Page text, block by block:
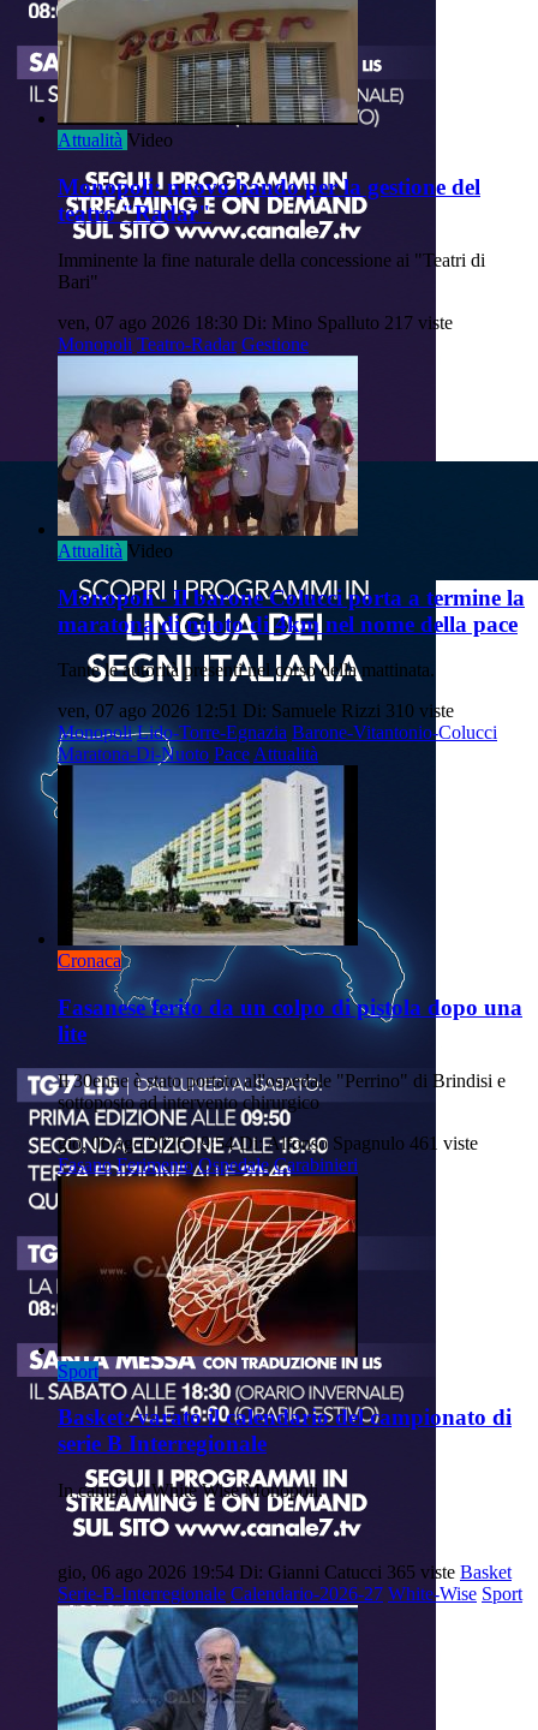
Attualità Video
Monopoli: nuovo bando per la gestione del
teatro "Radar"
Imminente la fine naturale della concessione ai "Teatri di
Bari"
ven, 07 ago 2026 18:30 Di: Mino Spalluto 217 viste
Monopoli Teatro-Radar Gestione
Attualità Video
Monopoli - Il barone Colucci porta a termine la
maratona di nuoto di 4km nel nome della pace
Tante le autorità presenti nel corso della mattinata.
ven, 07 ago 2026 12:51 Di: Samuele Rizzi 310 viste
Monopoli Lido-Torre-Egnazia Barone-Vitantonio-Colucci
Maratona-Di-Nuoto Pace Attualità
Cronaca
Fasanese ferito da un colpo di pistola dopo una
lite
Il 30enne è stato portato all'ospedale "Perrino" di Brindisi e
sottoposto ad intervento chirurgico
gio, 06 ago 2026 19:54 Di: Alfonso Spagnulo 461 viste
Fasano Ferimento Ospedale Carabinieri
Sport
Basket: varato il calendario del campionato di
serie B Interregionale
In campo la White Wise Monopoli.
gio, 06 ago 2026 19:54 Di: Gianni Catucci 365 viste Basket
Serie-B-Interregionale Calendario-2026-27 White-Wise Sport